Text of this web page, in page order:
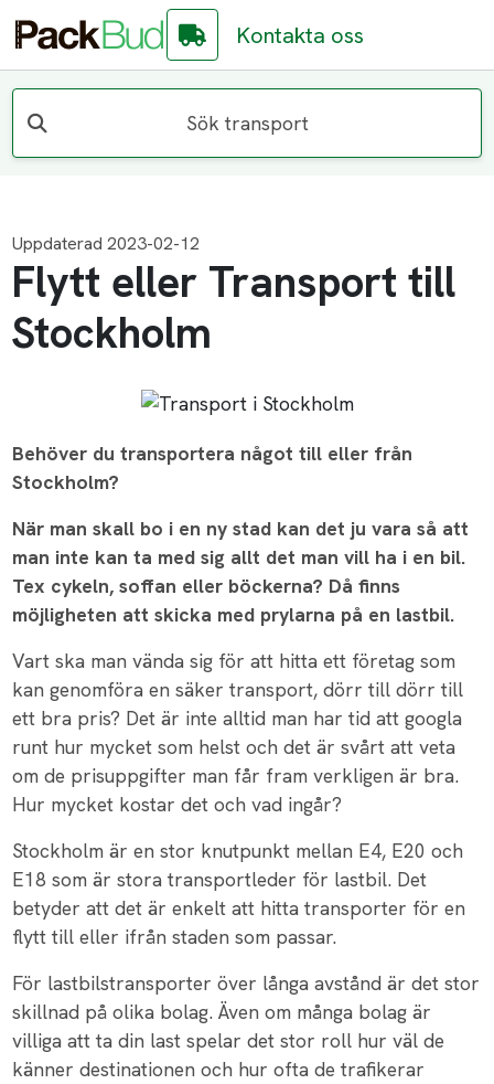
Kontakta oss
Sök transport
Uppdaterad 2023-02-12
Flytt eller Transport till
Stockholm
Behöver du transportera något till eller från
Stockholm?
När man skall bo i en ny stad kan det ju vara så att
man inte kan ta med sig allt det man vill ha i en bil.
Tex cykeln, soffan eller böckerna? Då finns
möjligheten att skicka med prylarna på en lastbil.
Vart ska man vända sig för att hitta ett företag som
kan genomföra en säker transport, dörr till dörr till
ett bra pris? Det är inte alltid man har tid att googla
runt hur mycket som helst och det är svårt att veta
om de prisuppgifter man får fram verkligen är bra.
Hur mycket kostar det och vad ingår?
Stockholm är en stor knutpunkt mellan E4, E20 och
E18 som är stora transportleder för lastbil. Det
betyder att det är enkelt att hitta transporter för en
flytt till eller ifrån staden som passar.
För lastbilstransporter över långa avstånd är det stor
skillnad på olika bolag. Även om många bolag är
villiga att ta din last spelar det stor roll hur väl de
känner destinationen och hur ofta de trafikerar